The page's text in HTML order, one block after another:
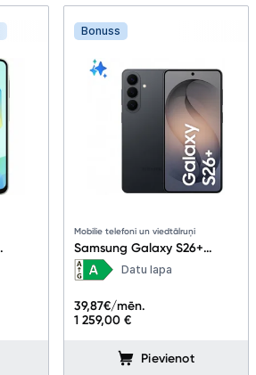
Bonuss
Mobilie telefoni un viedtālruņi
Samsung Galaxy S26+
12+256GB Black
Datu lapa
1 259,00 €
39,87€/mēn.
Pievienot